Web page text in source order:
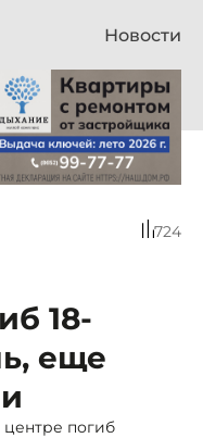
Новости
724
18-
еще
погиб